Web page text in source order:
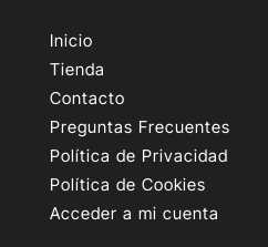
Inicio
Tienda
Contacto
Preguntas Frecuentes
Política de Privacidad
Política de Cookies
Acceder a mi cuenta